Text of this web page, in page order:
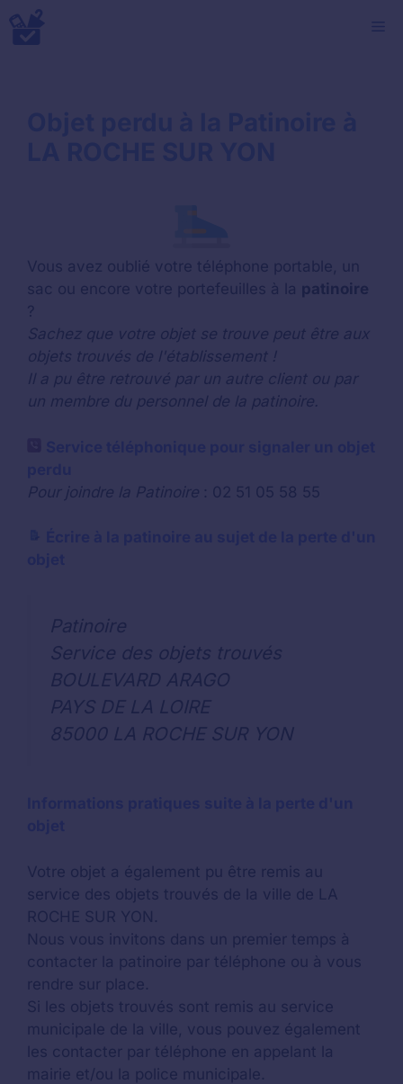
Aller
au
Vous avez oublié votre téléphone portable, un
sac ou encore votre portefeuilles à la patinoire
?
Sachez que votre objet se trouve peut être aux
objets trouvés de l'établissement !
Il a pu être retrouvé par un autre client ou par
un membre du personnel de la patinoire.
Pour joindre la Patinoire : 02 51 05 58 55
Patinoire
Service des objets trouvés
BOULEVARD ARAGO
PAYS DE LA LOIRE
85000 LA ROCHE SUR YON
Votre objet a également pu être remis au
service des objets trouvés de la ville de LA
ROCHE SUR YON.
Nous vous invitons dans un premier temps à
contacter la patinoire par téléphone ou à vous
rendre sur place.
Si les objets trouvés sont remis au service
municipale de la ville, vous pouvez également
les contacter par téléphone en appelant la
mairie et/ou la police municipale.